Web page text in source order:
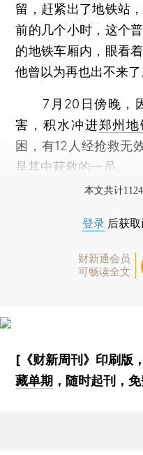
留，赶紧出了地铁站
前的几个小时，这个
的地铁车厢内，眼看
他曾以为再也出不来了
7月20日傍晚，因
害，积水冲进郑州地
困，有12人经抢救无
是其中获救的一员。
本文共计
登录 后获
财新通会员
可畅读全文
[《财新周刊》印刷版，
藏单期 ，随时起刊，